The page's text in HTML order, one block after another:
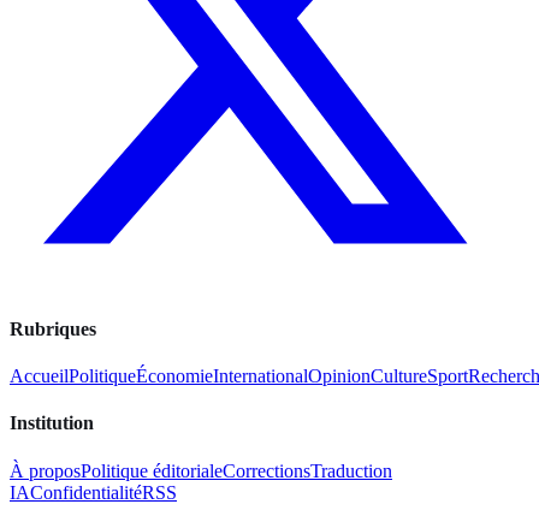
Rubriques
AccueilPolitiqueÉconomieInternationalOpinionCultureSport
Institution
À proposPolitique éditorialeCorrectionsTraduction
IAConfidentialitéRSS